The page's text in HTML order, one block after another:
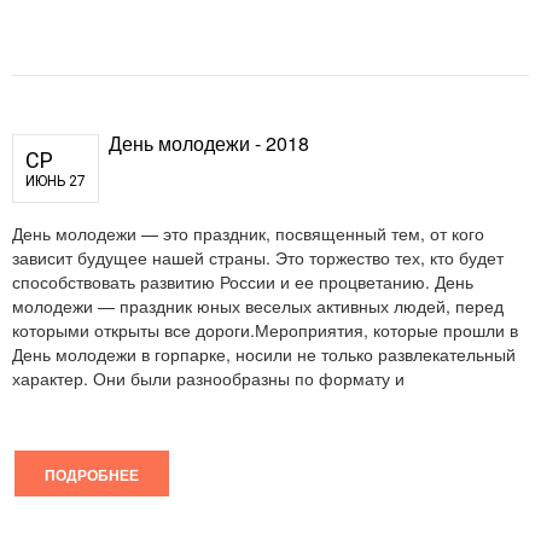
СР
ИЮНЬ 27
День молодежи - 2018
День молодежи — это праздник, посвященный тем, от кого
зависит будущее нашей страны. Это торжество тех, кто будет
способствовать развитию России и ее процветанию. День
молодежи — праздник юных веселых активных людей, перед
которыми открыты все дороги.Мероприятия, которые прошли в
День молодежи в горпарке, носили не только развлекательный
характер. Они были разнообразны по формату и
ПОДРОБНЕЕ